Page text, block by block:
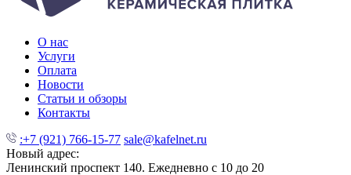
О нас
Услуги
Оплата
Новости
Статьи и обзоры
Контакты
:+7 (921) 766-15-77 sale@kafelnet.ru
Новый адрес:
Ленинский проспект 140. Ежедневно с 10 до 20